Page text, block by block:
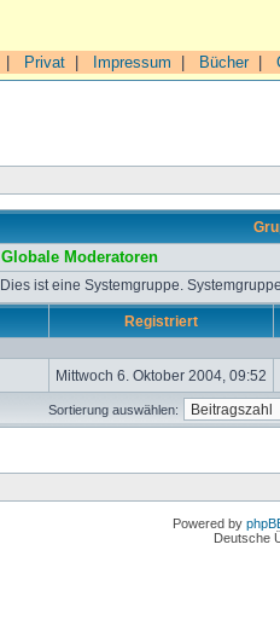
Privat Impressum Bücher|
Globale Moderatoren
Dies ist eine Systemgruppe.
Registriert
Mittwoch 6. Oktober 2004, 09:52
Sortierung auswählen:
Powered by
Deutsche